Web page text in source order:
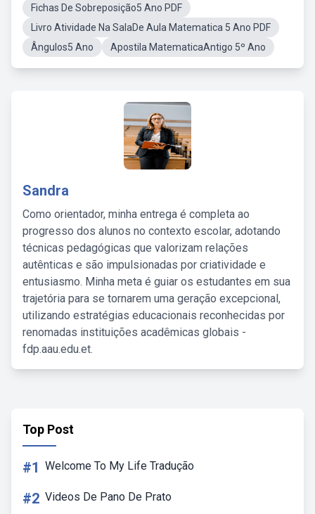
Fichas De Sobreposição5 Ano PDF
Livro Atividade Na SalaDe Aula Matematica 5 Ano PDF
Ângulos5 Ano
Apostila MatematicaAntigo 5º Ano
Sandra
Como orientador, minha entrega é completa ao
progresso dos alunos no contexto escolar, adotando
técnicas pedagógicas que valorizam relações
autênticas e são impulsionadas por criatividade e
entusiasmo. Minha meta é guiar os estudantes em sua
trajetória para se tornarem uma geração excepcional,
utilizando estratégias educacionais reconhecidas por
renomadas instituições acadêmicas globais -
fdp.aau.edu.et.
Top Post
#1 Welcome To My Life Tradução
#2 Videos De Pano De Prato